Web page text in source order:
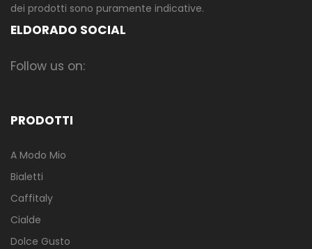
dei prodotti sono puramente indicative.
ELDORADO SOCIAL
Follow us on:
PRODOTTI
A Modo Mio
Bialetti
Caffitaly
Cialde
Dolce Gusto